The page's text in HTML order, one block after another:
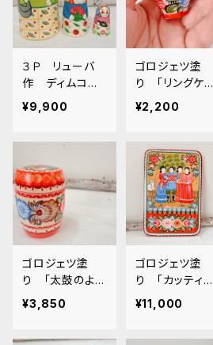
３Ｐ リューバ
作 ディムコボ
スタイル マトリ
ョーシカ 「お出
¥9,900
ゴロジェツ塗
り 「リングケー
ス」 3cm
¥2,200
ゴロジェツ塗
り 「太鼓のよう
なケース」 8c
¥3,850
ゴロジェツ塗
り 「カッティン
グボード 飾り
まな板」 19x2
¥11,000